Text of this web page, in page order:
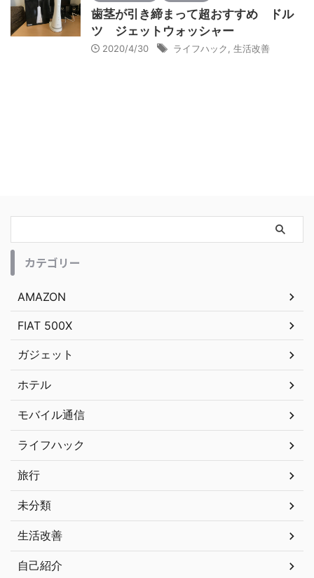
歯茎が引き締まって超おすすめ ドル
ツ ジェットウォッシャー
2020/4/30 ライフハック 生活改善
カテゴリー
AMAZON
FIAT 500X
ガジェット
ホテル
モバイル通信
ライフハック
旅行
未分類
生活改善
自己紹介